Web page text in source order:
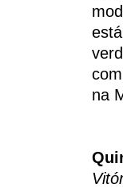
na